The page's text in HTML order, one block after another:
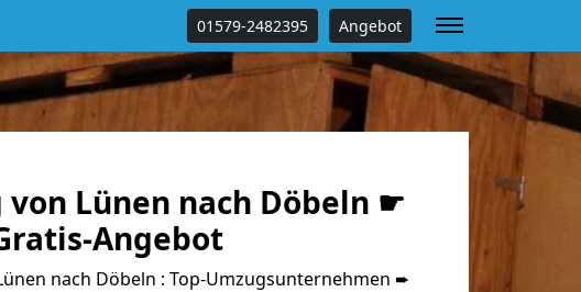
01579-2482395 Angebot
von Lünen nach Döbeln ☛
Angebot
nach Döbeln : Top-Umzugsunternehmen ➨